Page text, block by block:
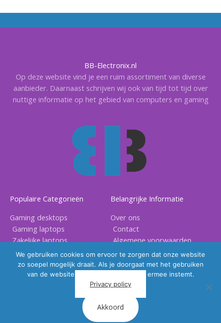
BB-Electronix.nl
Op deze website vind je een ruim assortiment van diverse
aanbieder. Daarnaast schrijven wij ook van tijd tot tijd over
nuttige informatie op het gebied van computers en gaming
Populaire Categorieën
Gaming desktops
Gaming laptops
Zakelijke laptops
Gaming accessoires
Belangrijke Informatie
Over ons
Contact
Algemene voorwaarden
Privacy voorwaarden
Copyright © 2026 |BB Electronix
We gebruiken cookies om ervoor te zorgen dat onze website
zo soepel mogelijk draait. Als je doorgaat met het gebruiken
van de website, gaan we er vanuit dat ermee instemt.
Privacy policy
Akkoord